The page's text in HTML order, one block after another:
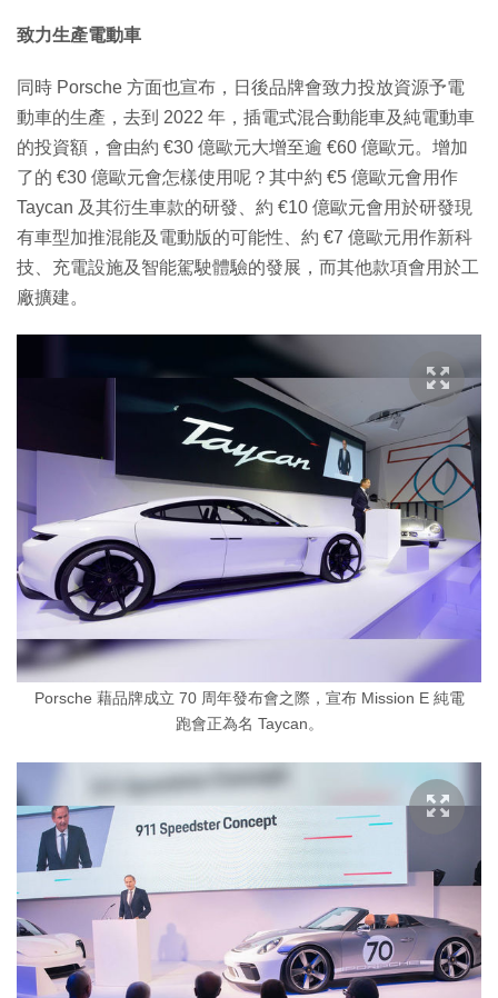
致力生產電動車
同時 Porsche 方面也宣布，日後品牌會致力投放資源予電
動車的生產，去到 2022 年，插電式混合動能車及純電動車
的投資額，會由約 €30 億歐元大增至逾 €60 億歐元。增加
了的 €30 億歐元會怎樣使用呢？其中約 €5 億歐元會用作
Taycan 及其衍生車款的研發、約 €10 億歐元會用於研發現
有車型加推混能及電動版的可能性、約 €7 億歐元用作新科
技、充電設施及智能駕駛體驗的發展，而其他款項會用於工
廠擴建。
Porsche 藉品牌成立 70 周年發布會之際，宣布 Mission E 純電
跑會正為名 Taycan。